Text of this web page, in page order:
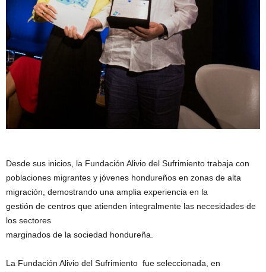
Desde sus inicios, la Fundación Alivio del Sufrimiento trabaja con
poblaciones migrantes y jóvenes hondureños en zonas de alta
migración, demostrando una amplia experiencia en la
gestión de centros que atienden integralmente las necesidades de
los sectores
marginados de la sociedad hondureña.
La Fundación Alivio del Sufrimiento fue seleccionada, en